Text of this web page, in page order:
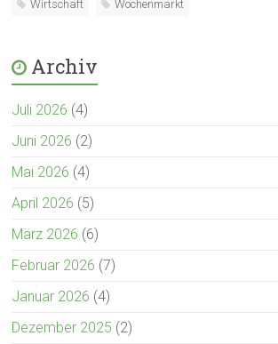
Wirtschaft Wochenmarkt
Archiv
Juli 2026 (4)
Juni 2026 (2)
Mai 2026 (4)
April 2026 (5)
März 2026 (6)
Februar 2026 (7)
Januar 2026 (4)
Dezember 2025 (2)